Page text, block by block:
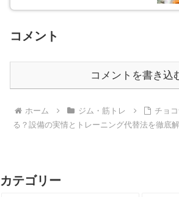
コメント
コメントを書き込
ホーム ジム・筋トレ
チョ
る？設備の実情とトレーニング代替法を徹底
カテゴリー